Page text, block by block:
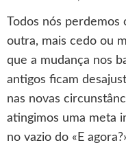
Todos nós perdemos
outra, mais cedo ou
que a mudança nos
antigos ficam
nas novas
atingimos uma meta
no vazio do «E